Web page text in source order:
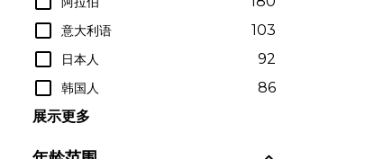
意大利语 103
日本人 92
韩国人
86
展示更多